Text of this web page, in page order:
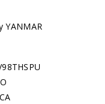
YANMAR